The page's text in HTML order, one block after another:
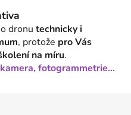
dronu technicky i
, protože pro Vás
na míru.
fotogrammetrie...